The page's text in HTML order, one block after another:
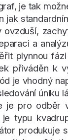
je tak
a
plynnou
přiváděn k
je vhodný
pro odběr
typu
produkuje